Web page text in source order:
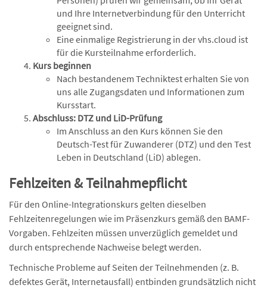
und Ihre Internetverbindung für den Unterricht
geeignet sind.
Eine einmalige Registrierung in der vhs.cloud ist
für die Kursteilnahme erforderlich.
Kurs beginnen
Nach bestandenem Techniktest erhalten Sie von
uns alle Zugangsdaten und Informationen zum
Kursstart.
Abschluss: DTZ und LiD-Prüfung
Im Anschluss an den Kurs können Sie den
Deutsch-Test für Zuwanderer (DTZ) und den Test
Leben in Deutschland (LiD) ablegen.
Fehlzeiten & Teilnahmepflicht
Für den Online-Integrationskurs gelten dieselben
Fehlzeitenregelungen wie im Präsenzkurs gemäß den BAMF-
Vorgaben. Fehlzeiten müssen unverzüglich gemeldet und
durch entsprechende Nachweise belegt werden.
Technische Probleme auf Seiten der Teilnehmenden (z. B.
defektes Gerät, Internetausfall) entbinden grundsätzlich nicht